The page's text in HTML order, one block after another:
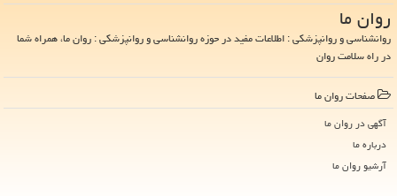
روان ما
روانشناسی و روانپزشکی : اطلاعات مفید در حوزه روانشناسی و روانپزشکی : روان ما، همراه شما
در راه سلامت روان
صفحات روان ما
آگهی در روان ما
درباره ما
آرشیو روان ما